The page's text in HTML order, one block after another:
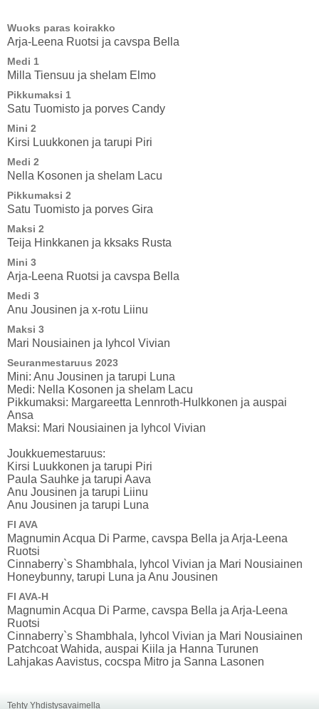
Wuoks paras koirakko
Arja-Leena Ruotsi ja cavspa Bella
Medi 1
Milla Tiensuu ja shelam Elmo
Pikkumaksi 1
Satu Tuomisto ja porves Candy
Mini 2
Kirsi Luukkonen ja tarupi Piri
Medi 2
Nella Kosonen ja shelam Lacu
Pikkumaksi 2
Satu Tuomisto ja porves Gira
Maksi 2
Teija Hinkkanen ja kksaks Rusta
Mini 3
Arja-Leena Ruotsi ja cavspa Bella
Medi 3
Anu Jousinen ja x-rotu Liinu
Maksi 3
Mari Nousiainen ja lyhcol Vivian
Seuranmestaruus 2023
Mini: Anu Jousinen ja tarupi Luna
Medi: Nella Kosonen ja shelam Lacu
Pikkumaksi: Margareetta Lennroth-Hulkkonen ja auspai
Ansa
Maksi: Mari Nousiainen ja lyhcol Vivian
Joukkuemestaruus:
Kirsi Luukkonen ja tarupi Piri
Paula Sauhke ja tarupi Aava
Anu Jousinen ja tarupi Liinu
Anu Jousinen ja tarupi Luna
FI AVA
Magnumin Acqua Di Parme, cavspa Bella ja Arja-Leena
Ruotsi
Cinnaberry`s Shambhala, lyhcol Vivian ja Mari Nousiainen
Honeybunny, tarupi Luna ja Anu Jousinen
FI AVA-H
Magnumin Acqua Di Parme, cavspa Bella ja Arja-Leena
Ruotsi
Cinnaberry`s Shambhala, lyhcol Vivian ja Mari Nousiainen
Patchcoat Wahida, auspai Kiila ja Hanna Turunen
Lahjakas Aavistus, cocspa Mitro ja Sanna Lasonen
Tehty Yhdistysavaimella